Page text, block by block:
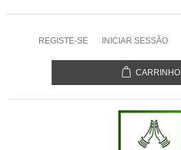
REGISTE-SE INICIAR SESSÃO
CARRINHO